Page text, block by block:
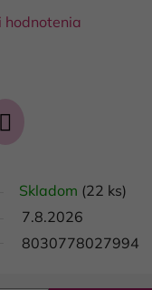
hodnotenia
Skladom (22 ks)
7.8.2026
8030778027994